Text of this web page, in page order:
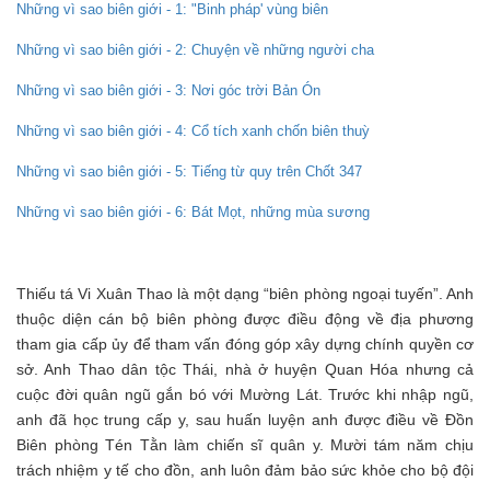
Những vì sao biên giới - 1: "Binh pháp' vùng biên
Những vì sao biên giới - 2: Chuyện về những người cha
Những vì sao biên giới - 3: Nơi góc trời Bản Ón
Những vì sao biên giới - 4: Cổ tích xanh chốn biên thuỳ
Những vì sao biên giới - 5: Tiếng từ quy trên Chốt 347
Những vì sao biên giới - 6: Bát Mọt, những mùa sương
Thiếu tá Vi Xuân Thao là một dạng “biên phòng ngoại tuyến”. Anh
thuộc diện cán bộ biên phòng được điều động về địa phương
tham gia cấp ủy để tham vấn đóng góp xây dựng chính quyền cơ
sở. Anh Thao dân tộc Thái, nhà ở huyện Quan Hóa nhưng cả
cuộc đời quân ngũ gắn bó với Mường Lát. Trước khi nhập ngũ,
anh đã học trung cấp y, sau huấn luyện anh được điều về Đồn
Biên phòng Tén Tằn làm chiến sĩ quân y. Mười tám năm chịu
trách nhiệm y tế cho đồn, anh luôn đảm bảo sức khỏe cho bộ đội